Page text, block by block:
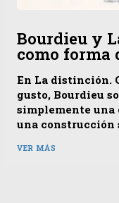
Bourdieu y
como forma
En La distinción.
gusto, Bourdieu
simplemente
una construcción
VER MÁS